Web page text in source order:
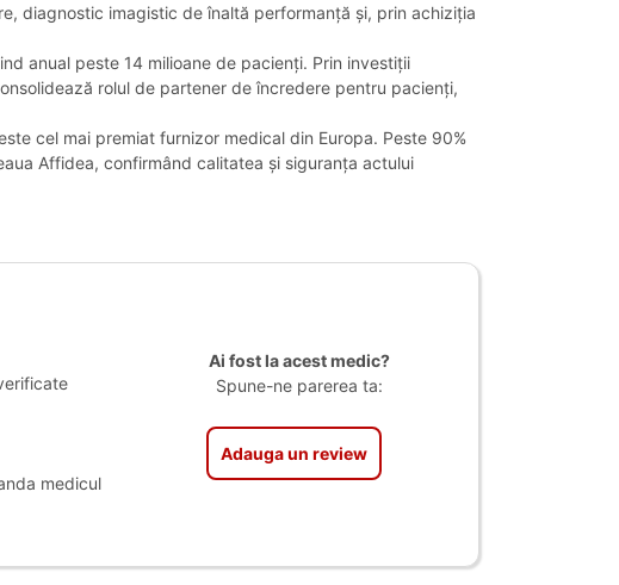
diagnostic imagistic de înaltă performanță și, prin achiziția
anual peste 14 milioane de pacienți. Prin investiții
rolul de partener de încredere pentru pacienți,
cel mai premiat furnizor medical din Europa. Peste 90%
Affidea, confirmând calitatea și siguranța actului
medicul
Ai fost la acest medic?
Spune-ne parerea ta:
Adauga un review